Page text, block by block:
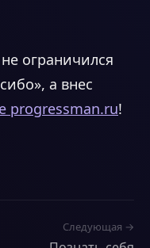
ограничился
а внес
progressman.ru!
Следующая →